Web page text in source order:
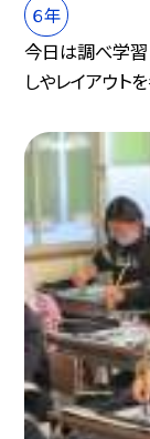
６年
今日は調べ学習
しやレイアウト